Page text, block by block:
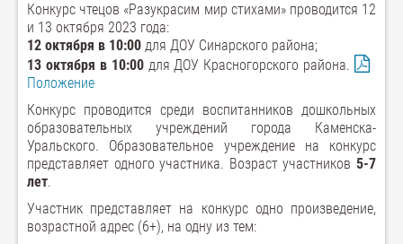
Конкурс чтецов «Разукрасим мир стихами» проводится 12
и 13 октября 2023 года:
12 октября в 10:00 для ДОУ Синарского района;
13 октября в 10:00для ДОУ Красногорского района.
Положение
Конкурс проводится среди воспитанников дошкольных
образовательных учреждений города Каменска-
Уральского. Образовательное учреждение на конкурс
представляет одного участника. Возраст участников 5-7
лет.
Участник представляет на конкурс одно произведение,
возрастной адрес (6+), на одну из тем: